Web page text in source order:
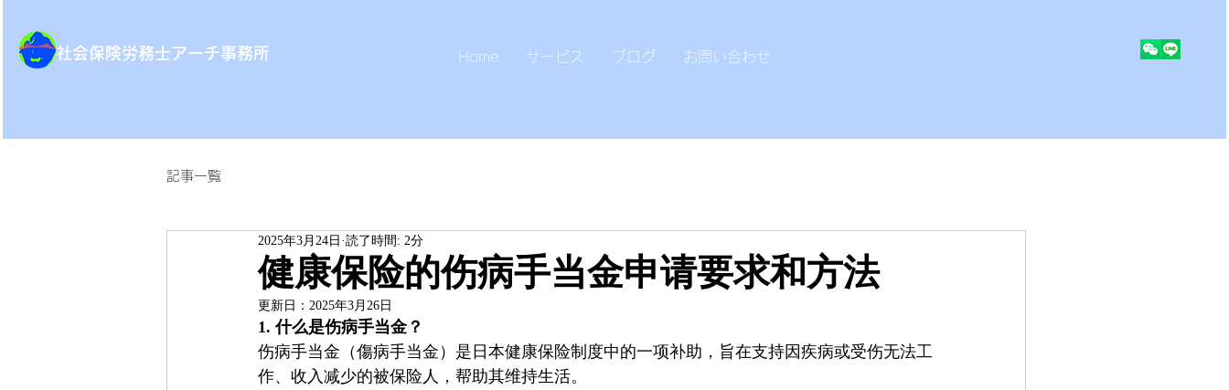
​社会保険労務士アーチ事務所 Home サービス ブログ お問い合わせ
記事一覧
健康保险的伤病手当金申请要求和方法
2025年3月24日 読了時間: 2分
更新日： 2025年3月26日
1. 什么是伤病手当金？
伤病手当金（傷病手当金）是日本健康保险制度中的一项补助，旨在支持因疾病或受伤无法工
作、收入减少的被保险人，帮助其维持生活。